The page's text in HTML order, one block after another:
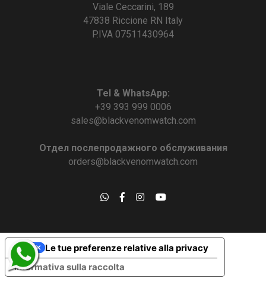
Viale Ceccarini, 189
47838 Riccione RN Italy
P.IVA 07511430964
Tel & WhatsApp:
+39 393 999 0006
sales@blackvenomwatch.com
Отдел послепродажного обслуживания
orders@blackvenomwatch.com
Informativa sulla raccolta
Le tue preferenze relative alla privacy